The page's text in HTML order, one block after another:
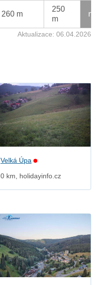
260 m
250
m
Aktualizace: 06.04.2026
Velká Úpa
0 km, holidayinfo.cz